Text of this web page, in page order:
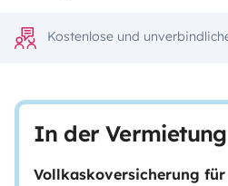
Kostenlose und
In der
Vollkaskoversicherung